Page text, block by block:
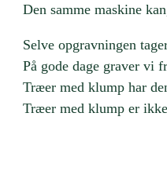
Den samme maskine
Selve opgravningen
På gode dage graver vi
Træer med klump har
Træer med klump er